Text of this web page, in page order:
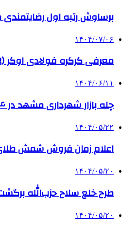
برساوش رتبه اول
۱۴۰۴/۰۷/۰۶
معرفی کرکره فولادی اوکر (OKER)؛ نسل جدید درب‌های برقی برای امنیت بیشتر
۱۴۰۴/۰۶/۱۱
چله بازار شهرداری مشهد در ۱۴۰۴ برگزار میشود ؟
۱۴۰۴/۰۵/۲۲
اعلام زمان فروش شمش طلای
۱۴۰۴/۰۵/۲۰
طرح خلع سلاح حزب‌الله
۱۴۰۴/۰۵/۲۰